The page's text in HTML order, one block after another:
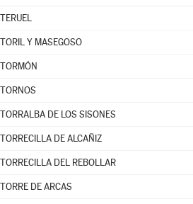
TERUEL
TORIL Y MASEGOSO
TORMÓN
TORNOS
TORRALBA DE LOS SISONES
TORRECILLA DE ALCAÑIZ
TORRECILLA DEL REBOLLAR
TORRE DE ARCAS